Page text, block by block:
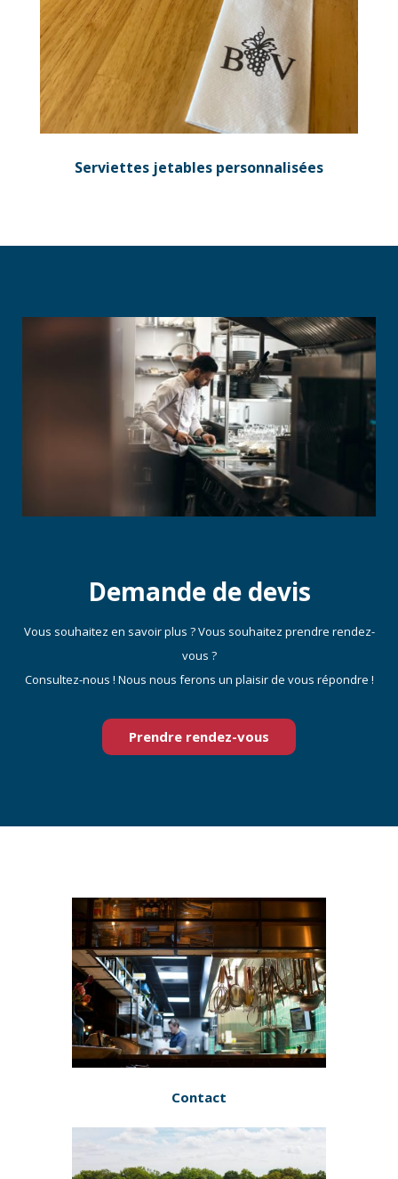
Serviettes jetables personnalisées
Demande de devis
Vous souhaitez en savoir plus ? Vous souhaitez prendre rendez-
vous ?
Consultez-nous ! Nous nous ferons un plaisir de vous répondre !
Prendre rendez-vous
Contact